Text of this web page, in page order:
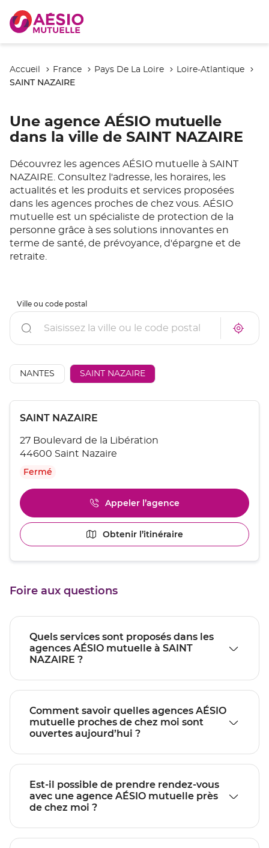
Accueil France Pays De La Loire Loire-Atlantique
SAINT NAZAIRE
Une agence AÉSIO mutuelle
dans la ville de SAINT NAZAIRE
Découvrez les agences AÉSIO mutuelle à SAINT
NAZAIRE. Consultez l'adresse, les horaires, les
actualités et les produits et services proposées
dans les agences proches de chez vous. AÉSIO
mutuelle est un spécialiste de protection de la
personne grâce à ses solutions innovantes en
terme de santé, de prévoyance, d'épargne et de
retraite.
À
Ville ou code postal
Rechercher
un
de
vente
AÉSIO
NANTES SAINT NAZAIRE
sur
touche
ENTRÉE
obtenir
plus
amples
informations
[ECHAP
pour
Point
vente
:
SAINT NAZAIRE
27 Boulevard de la Libération
44600 Saint Nazaire
Fermé
Appeler l’agence
Afficher
le
numéro
de
du
NAZAIRE
Obtenir l’itinéraire
jusqu'au
de
Foire aux questions
Quels services sont proposés dans les
agences AÉSIO mutuelle à SAINT
NAZAIRE ?
Comment savoir quelles agences AÉSIO
mutuelle proches de chez moi sont
ouvertes aujourd’hui ?
Est-il possible de prendre rendez-vous
avec une agence AÉSIO mutuelle près
de chez moi ?